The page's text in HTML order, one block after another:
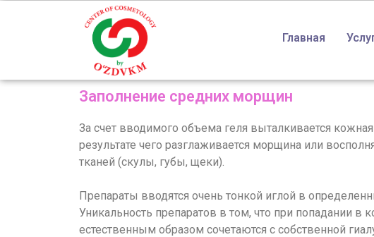
Главная
Заполнение средних морщин
За счет вводимого объема геля выталкивается
результате чего разглаживается морщина или
тканей (скулы, губы, щеки).
Препараты вводятся очень тонкой иглой в
Уникальность препаратов в том, что при попадании в
естественным образом сочетаются с собственной